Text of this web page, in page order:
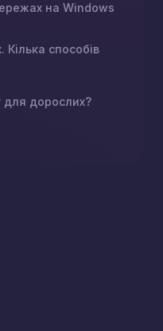
на Windows
способів
для дорослих?